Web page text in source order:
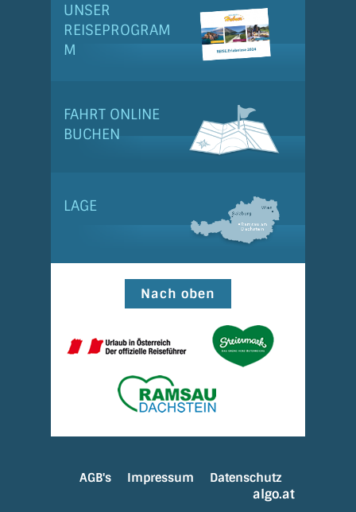
UNSER
REISEPROGRAM
M
FAHRT ONLINE
BUCHEN
LAGE
Nach oben
AGB's Impressum Datenschutz
algo.at